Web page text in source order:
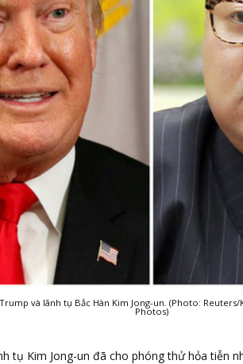
và lãnh tụ Bắc Hàn Kim Jong-un. (Photo:
Photos)
tụ Kim Jong-un đã cho phóng thử hỏa tiễn